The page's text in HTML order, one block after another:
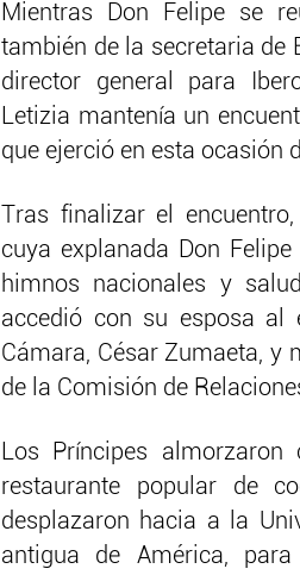
Mientras Don Felipe se
también de la secretaria de
director general para
Letizia mantenía un
que ejerció en esta ocasión
Tras finalizar el
cuya explanada Don
himnos nacionales y
accedió con su esposa al
Cámara, César Zumaeta, y
de la Comisión de
Los Príncipes
restaurante popular de
desplazaron hacia a la
antigua de América,